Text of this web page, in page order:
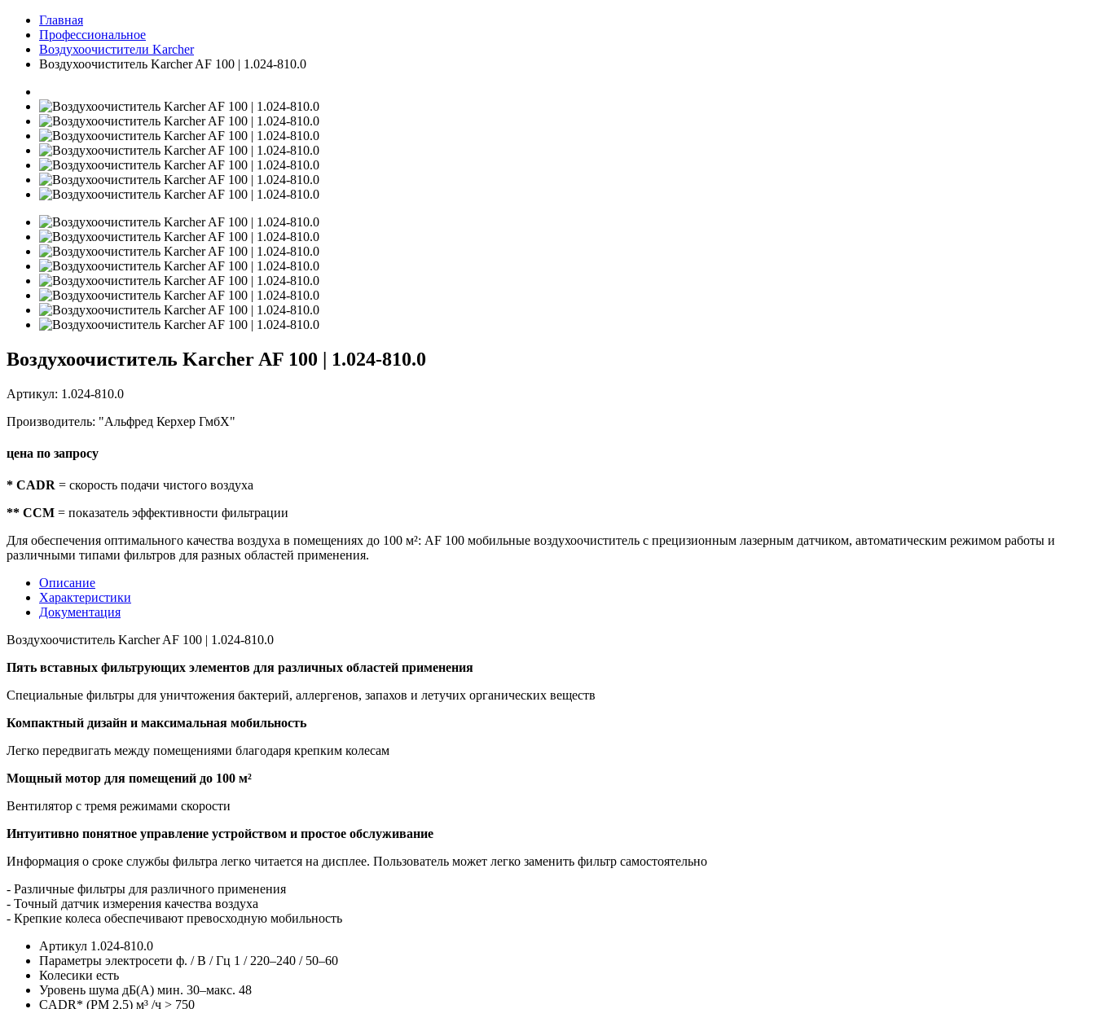
Главная
Профессиональное
Воздухоочистители Karcher
Воздухоочиститель Karcher AF 100 | 1.024-810.0
Воздухоочиститель Karcher AF 100 | 1.024-810.0
Артикул: 1.024-810.0
Производитель: "Альфред Керхер ГмбХ"
цена по запросу
* CADR = скорость подачи чистого воздуха
** CCM = показатель эффективности фильтрации
Для обеспечения оптимального качества воздуха в помещениях до 100 м²: AF 100 мобильные воздухоочиститель с прецизионным лазерным датчиком, автоматическим режимом работы и
различными типами фильтров для разных областей применения.
Описание
Характеристики
Документация
Воздухоочиститель Karcher AF 100 | 1.024-810.0
Пять вставных фильтрующих элементов для различных областей применения
Специальные фильтры для уничтожения бактерий, аллергенов, запахов и летучих органических веществ
Компактный дизайн и максимальная мобильность
Легко передвигать между помещениями благодаря крепким колесам
Мощный мотор для помещений до 100 м²
Вентилятор с тремя режимами скорости
Интуитивно понятное управление устройством и простое обслуживание
Информация о сроке службы фильтра легко читается на дисплее. Пользователь может легко заменить фильтр самостоятельно
- Различные фильтры для различного применения
- Точный датчик измерения качества воздуха
- Крепкие колеса обеспечивают превосходную мобильность
Артикул 1.024-810.0
Параметры электросети ф. / В / Гц 1 / 220–240 / 50–60
Колесики есть
Уровень шума дБ(А) мин. 30–макс. 48
CADR* (PM 2,5) м³ /ч > 750